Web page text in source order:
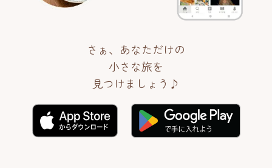
さぁ、あなただけの
小さな旅を
見つけましょう♪